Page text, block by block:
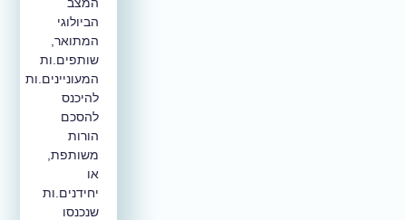
הביולוגי
המתואר,
שותפים.ות
המעוניינים.ות
להיכנס
להסכם
הורות
משותפת,
או
יחידנים.ות
שנכנסו